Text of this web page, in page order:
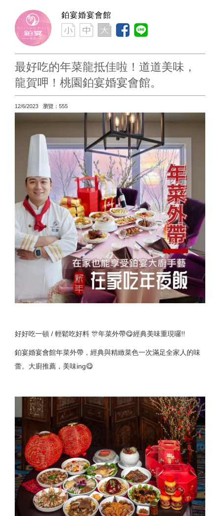
鉑宴婚宴會館
最好吃的年菜龍抵佳啦！道道美味，
龍賀呷！桃園鉑宴婚宴會館。
12/6/2023 瀏覽：555
好好吃一頓 / 輕鬆吃好料 🎊年菜外帶😋經典美味重現囉!!
鉑宴婚宴會館年菜外帶，經典與精緻菜色一次滿足全家人的味
蕾。大廚推薦，美味ing😋